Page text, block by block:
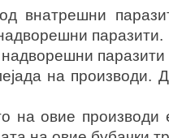
внатрешни
паразити.
на производи.
на овие